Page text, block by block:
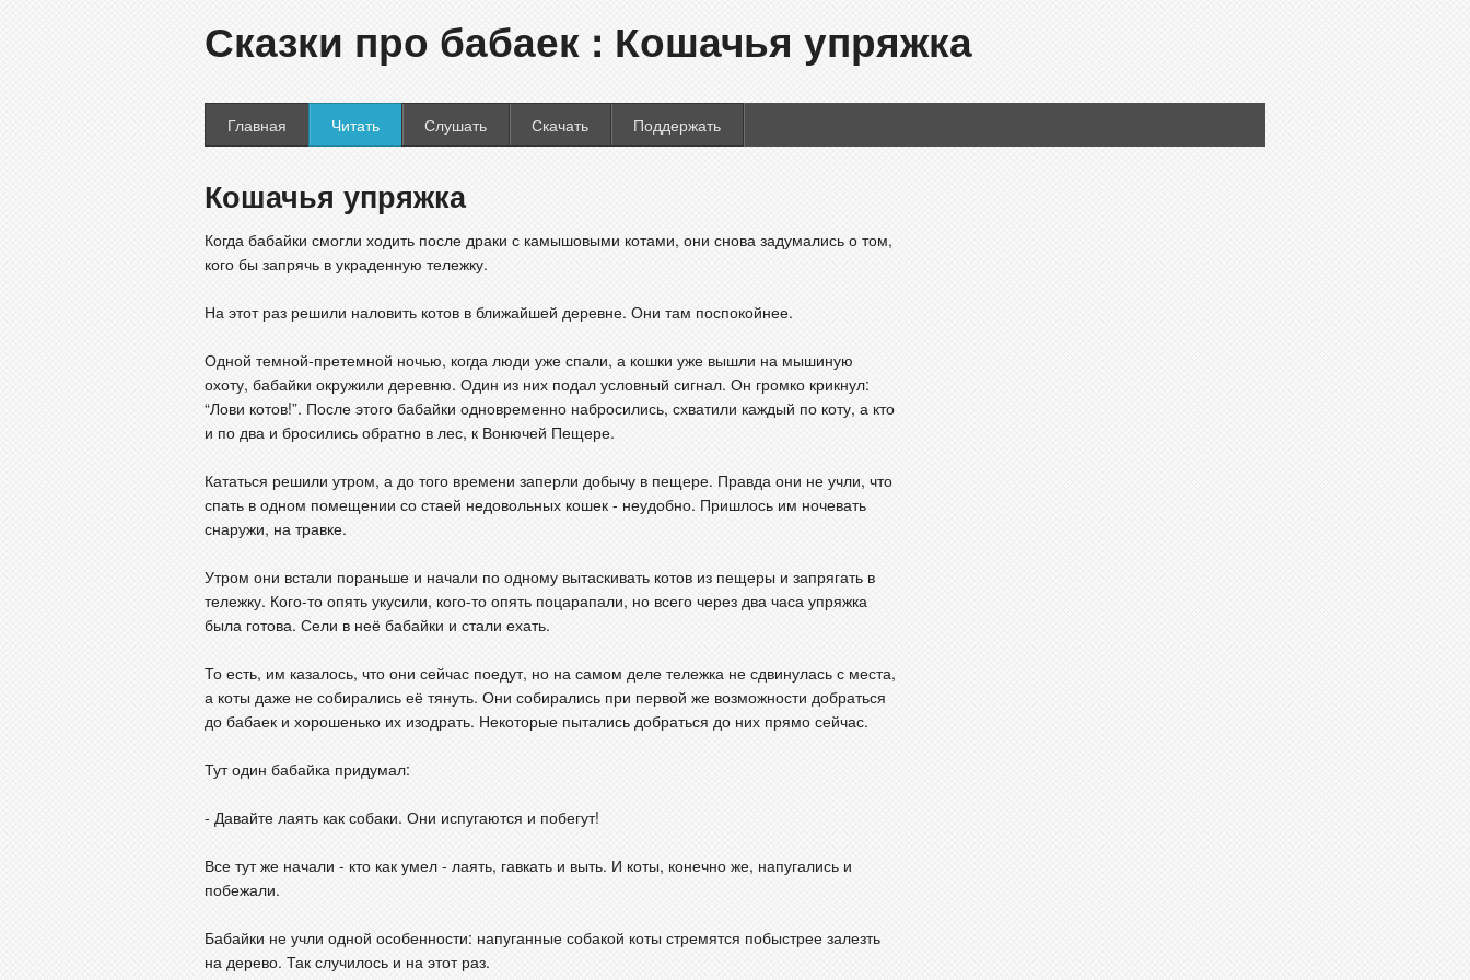
Сказки про бабаек : Кошачья упряжка
Главная Читать Слушать Скачать Поддержать
Кошачья упряжка
Когда бабайки смогли ходить после драки с камышовыми котами, они снова задумались о том,
кого бы запрячь в украденную тележку.
На этот раз решили наловить котов в ближайшей деревне. Они там поспокойнее.
Одной темной-претемной ночью, когда люди уже спали, а кошки уже вышли на мышиную
охоту, бабайки окружили деревню. Один из них подал условный сигнал. Он громко крикнул:
“Лови котов!”. После этого бабайки одновременно набросились, схватили каждый по коту, а кто
и по два и бросились обратно в лес, к Вонючей Пещере.
Кататься решили утром, а до того времени заперли добычу в пещере. Правда они не учли, что
спать в одном помещении со стаей недовольных кошек - неудобно. Пришлось им ночевать
снаружи, на травке.
Утром они встали пораньше и начали по одному вытаскивать котов из пещеры и запрягать в
тележку. Кого-то опять укусили, кого-то опять поцарапали, но всего через два часа упряжка
была готова. Сели в неё бабайки и стали ехать.
То есть, им казалось, что они сейчас поедут, но на самом деле тележка не сдвинулась с места,
а коты даже не собирались её тянуть. Они собирались при первой же возможности добраться
до бабаек и хорошенько их изодрать. Некоторые пытались добраться до них прямо сейчас.
Тут один бабайка придумал:
- Давайте лаять как собаки. Они испугаются и побегут!
Все тут же начали - кто как умел - лаять, гавкать и выть. И коты, конечно же, напугались и
побежали.
Бабайки не учли одной особенности: напуганные собакой коты стремятся побыстрее залезть
на дерево. Так случилось и на этот раз.